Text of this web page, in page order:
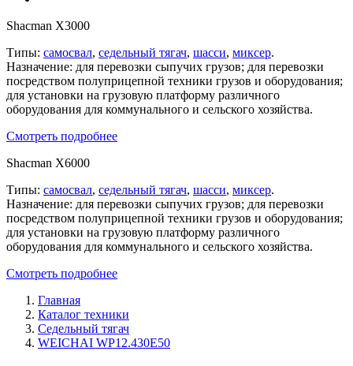
Shacman X3000
Типы: самосвал, седельный тягач, шасси, миксер.
Назначение: для перевозки сыпучих грузов; для перевозки
посредством полуприцепной техники грузов и оборудования;
для установки на грузовую платформу различного
оборудования для коммунального и сельского хозяйства.
Смотреть подробнее
Shacman X6000
Типы: самосвал, седельный тягач, шасси, миксер.
Назначение: для перевозки сыпучих грузов; для перевозки
посредством полуприцепной техники грузов и оборудования;
для установки на грузовую платформу различного
оборудования для коммунального и сельского хозяйства.
Смотреть подробнее
Главная
Каталог техники
Седельный тягач
WEICHAI WP12.430E50